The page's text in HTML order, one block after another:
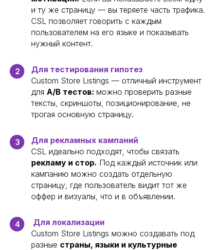
и ту же страницу — вы теряете часть трафика.
CSL позволяет говорить с каждым
пользователем на его языке и показывать
нужный контент.
2
Для тестирования гипотез
Custom Store Listings — отличный инструмент
для A/B тестов: можно проверить разные
тексты, скриншоты, позиционирование, не
трогая основную страницу.
3
Для рекламных кампаний
CSL идеально подходят, чтобы связать
рекламу и стор. Под каждый источник или
кампанию можно создать отдельную
страницу, где пользователь видит тот же
оффер и визуалы, что и в объявлении.
4
Для локализации
Custom Store Listings можно создавать под
разные страны, языки и культурные